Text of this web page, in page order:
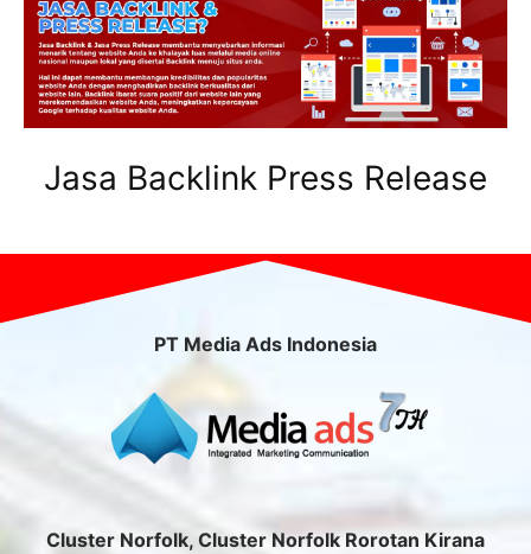
Jasa Backlink Press Release
PT Media Ads Indonesia
Cluster Norfolk, Cluster Norfolk Rorotan Kirana